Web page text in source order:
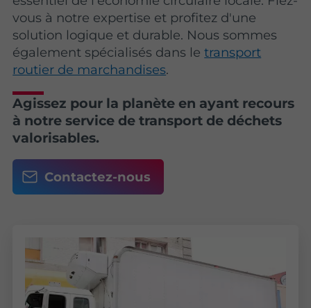
vous à notre expertise et profitez d'une
solution logique et durable. Nous sommes
également spécialisés dans letransport
routier de marchandises.
Agissez pour la planète en ayant recours
à notre service de transport de déchets
valorisables.
Contactez-nous